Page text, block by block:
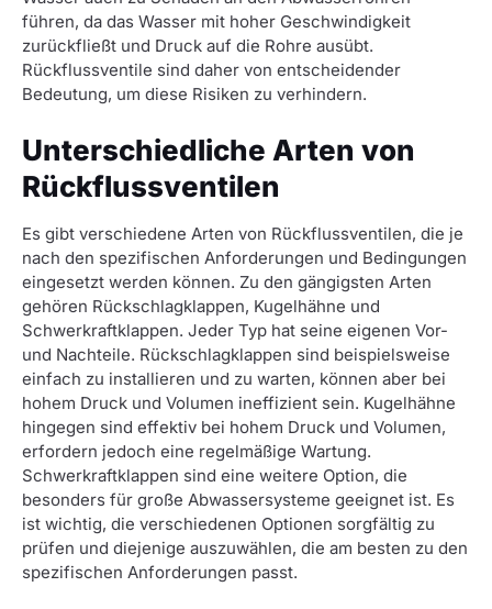
führen, da das Wasser mit hoher Geschwindigkeit
zurückfließt und Druck auf die Rohre ausübt.
Rückflussventile sind daher von entscheidender
Bedeutung, um diese Risiken zu verhindern.
Unterschiedliche Arten von
Rückflussventilen
Es gibt verschiedene Arten von Rückflussventilen, die je
nach den spezifischen Anforderungen und Bedingungen
eingesetzt werden können. Zu den gängigsten Arten
gehören Rückschlagklappen, Kugelhähne und
Schwerkraftklappen. Jeder Typ hat seine eigenen Vor-
und Nachteile. Rückschlagklappen sind beispielsweise
einfach zu installieren und zu warten, können aber bei
hohem Druck und Volumen ineffizient sein. Kugelhähne
hingegen sind effektiv bei hohem Druck und Volumen,
erfordern jedoch eine regelmäßige Wartung.
Schwerkraftklappen sind eine weitere Option, die
besonders für große Abwassersysteme geeignet ist. Es
ist wichtig, die verschiedenen Optionen sorgfältig zu
prüfen und diejenige auszuwählen, die am besten zu den
spezifischen Anforderungen passt.